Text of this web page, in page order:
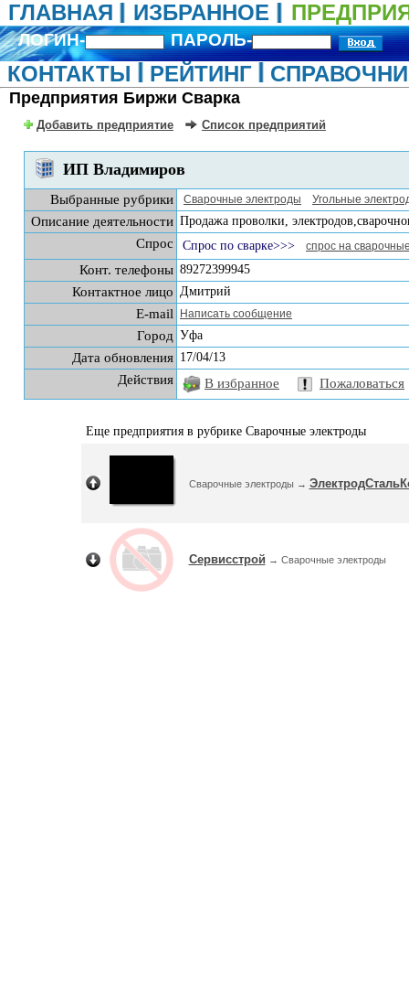
ГЛАВНАЯ ИЗБРАННОЕ
ЛОГИН- ПАРОЛЬ-
КОНТАКТЫ РЕЙТИНГ
Предприятия Биржи Сварка
Добавить предприятие Список предприятий
ИП Владимиров
Выбранные рубрики Сварочные электроды Угольные
Описание деятельности Продажа проволки,
Спрос Спрос по сварке>>> спрос на
Конт. телефоны 89272399945
Контактное лицо Дмитрий
E-mail Написать сообщение
Город Уфа
Дата обновления 17/04/13
Действия В избранное Пожаловаться
Еще предприятия в рубрике Сварочные электроды
Сварочные электроды →
Сервисстрой → Сварочные электроды